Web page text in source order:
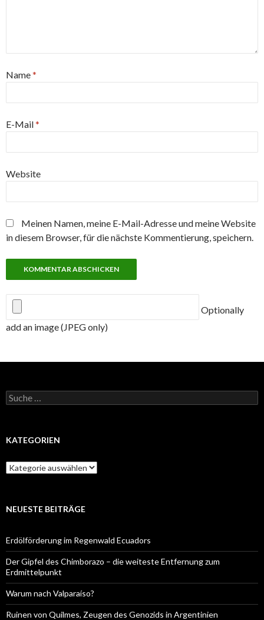
Name*
E-Mail*
Website
Meinen Namen, meine E-Mail-Adresse und meine Website
in diesem Browser, für die nächste Kommentierung, speichern.
Optionally
add an image (JPEG only)
Suche
nach:
KATEGORIEN
Kategorien
NEUESTE BEITRÄGE
Erdölförderung im Regenwald Ecuadors
Der Gipfel des Chimborazo – die weiteste Entfernung zum
Erdmittelpunkt
Warum nach Valparaíso?
Ruinen von Quilmes, Zeugen des Genozids in Argentinien